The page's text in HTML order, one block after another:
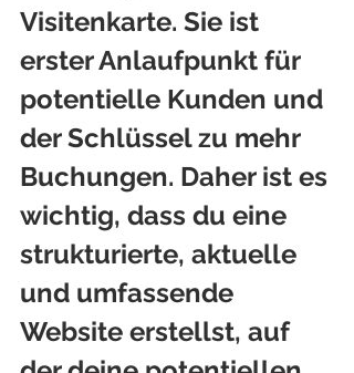
Visitenkarte. Sie ist
erster Anlaufpunkt für
potentielle Kunden und
der Schlüssel zu mehr
Buchungen. Daher ist es
wichtig, dass du eine
strukturierte, aktuelle
und umfassende
Website erstellst, auf